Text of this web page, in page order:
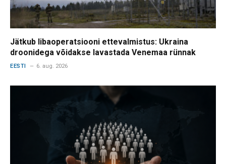
Jätkub libaoperatsiooni ettevalmistus: Ukraina
droonidega võidakse lavastada Venemaa rünnak
EESTI 6. aug. 2026